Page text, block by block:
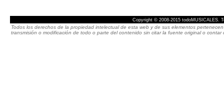
Copyright © 2008-2015 todoMUSICALES.
Todos los derechos de la propiedad intelectual de esta web y de sus elementos
transmisión o modificación de todo o parte del contenido sin citar la fuente original o